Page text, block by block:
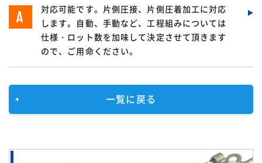
対応可能です。片側圧接、片側圧着加工に対応
します。自動、手動など、工程組みについては
仕様・ロット数を加味して決定させて頂きます
ので、ご用命ください。
一覧に戻る